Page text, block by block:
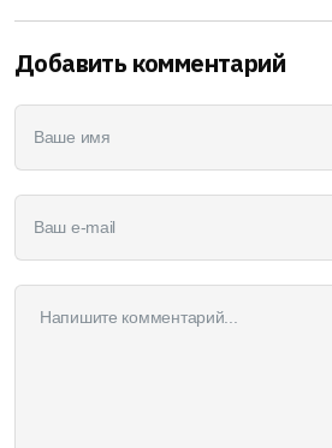
Добавить комментарий